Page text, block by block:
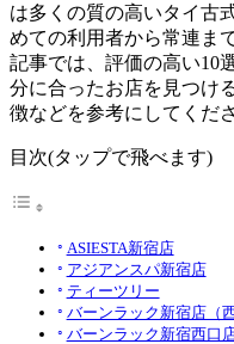
は多くの質の高いタイ古
めての利用者から常連ま
記事では、評価の高い10
分に合ったお店を見つけ
徴などを参考にしてくださ
目次(タップで飛べます)
ASIESTA新宿店
アジアンスパ新宿店
ティーツリー
バーンラック新宿店（
バーンラック新宿西口